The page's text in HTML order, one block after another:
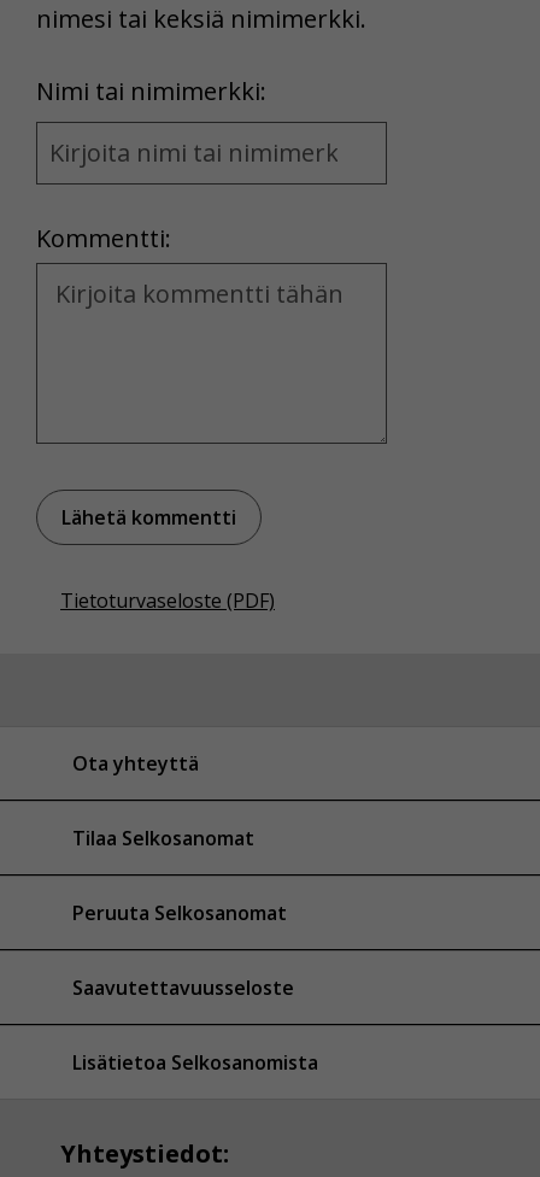
nimesi tai keksiä nimimerkki.
Nimi tai nimimerkki:
Name
and
Kommentti:
Kommentti
Tietoturvaseloste (PDF)
Ota yhteyttä
Tilaa Selkosanomat
Peruuta Selkosanomat
Saavutettavuusseloste
Lisätietoa Selkosanomista
Yhteystiedot: